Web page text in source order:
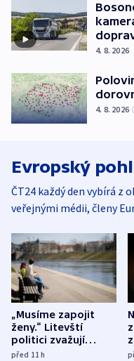
4. 8. 2026
4. 8. 2026
Evropský
ČT24 každý den vybírá z
veřejnými médii, členy
„Musíme zapojit
ženy.“ Litevští
politici zvažují
dohodu o
před 11h